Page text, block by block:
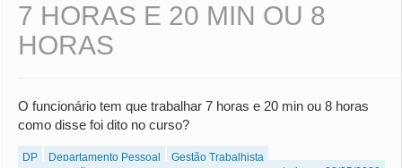
7 HORAS E 20 MIN OU 8
HORAS
O funcionário tem que trabalhar 7 horas e 20 min ou 8 horas
como disse foi dito no curso?
DP Departamento Pessoal
Gestão Trabalhista